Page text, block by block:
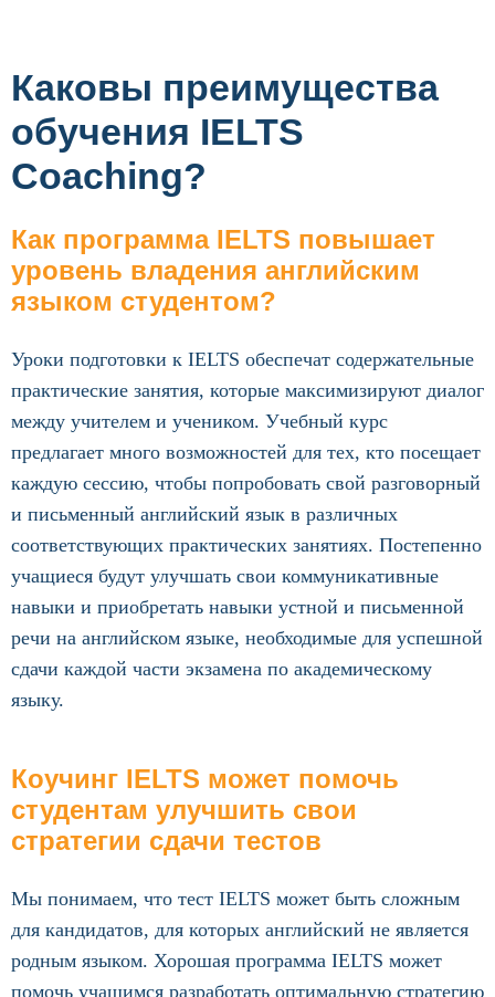
Каковы преимущества
обучения IELTS
Coaching?
Как программа IELTS повышает
уровень владения английским
языком студентом?
Уроки подготовки к IELTS обеспечат содержательные
практические занятия, которые максимизируют диалог
между учителем и учеником. Учебный курс
предлагает много возможностей для тех, кто посещает
каждую сессию, чтобы попробовать свой разговорный
и письменный английский язык в различных
соответствующих практических занятиях. Постепенно
учащиеся будут улучшать свои коммуникативные
навыки и приобретать навыки устной и письменной
речи на английском языке, необходимые для успешной
сдачи каждой части экзамена по академическому
языку.
Коучинг IELTS может помочь
студентам улучшить свои
стратегии сдачи тестов
Мы понимаем, что тест IELTS может быть сложным
для кандидатов, для которых английский не является
родным языком. Хорошая программа IELTS может
помочь учащимся разработать оптимальную стратегию